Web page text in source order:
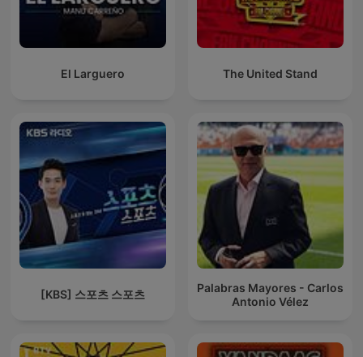
El Larguero The United Stand
[KBS] 스포츠 스포츠
Palabras Mayores - Carlos
Antonio Vélez